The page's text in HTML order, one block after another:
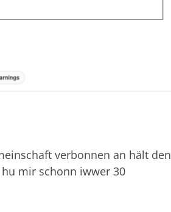
verbonnen an hält den
mir schonn iwwer 30